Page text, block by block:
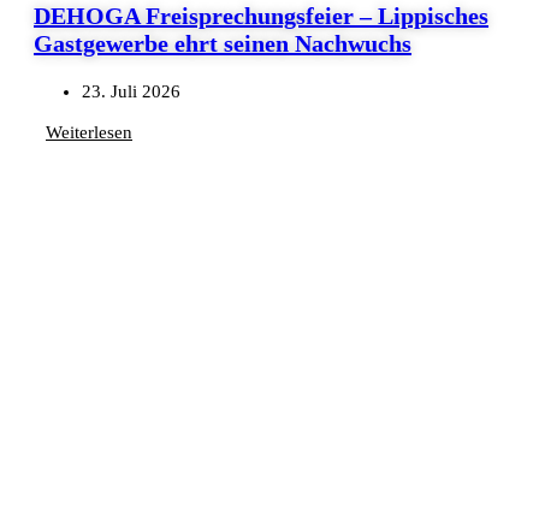
DEHOGA Freisprechungsfeier – Lippisches
Gastgewerbe ehrt seinen Nachwuchs
23. Juli 2026
Weiterlesen